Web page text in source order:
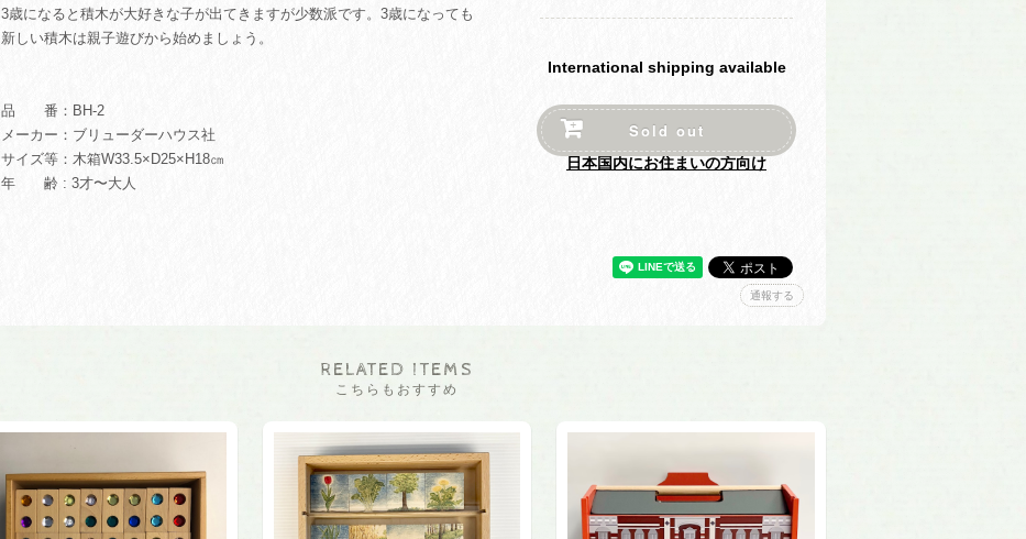
3歳になると積木が大好きな子が出てきますが少数派です。3歳になっても
新しい積木は親子遊びから始めましょう。
品 番：BH-2
メーカー：ブリューダーハウス社
サイズ等：木箱W33.5×D25×H18㎝
年 齢 : 3才〜大人
International shipping available
Sold out
日本国内にお住まいの方向け
通報する
RELATED ITEMS
こちらもおすすめ